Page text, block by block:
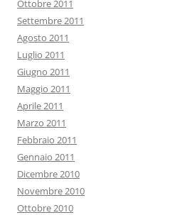
Ottobre 2011
Settembre 2011
Agosto 2011
Luglio 2011
Giugno 2011
Maggio 2011
Aprile 2011
Marzo 2011
Febbraio 2011
Gennaio 2011
Dicembre 2010
Novembre 2010
Ottobre 2010